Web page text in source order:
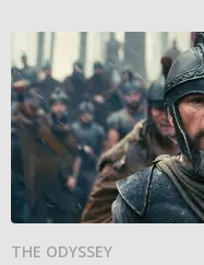
THE ODYSSEY